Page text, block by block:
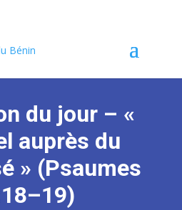
du jour – «
auprès du
» (Psaumes